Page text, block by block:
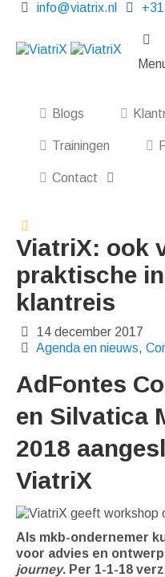
info@viatrix.nl
Blogs
Trainingen
Contact
ViatriX: ook
praktische
klantreis
14 december 2017
Agenda en nieuws,
AdFontes
en Silvatica
2018
ViatriX
A ls mkb-ondernemer
voor advies en
journey. Per 1-1-18